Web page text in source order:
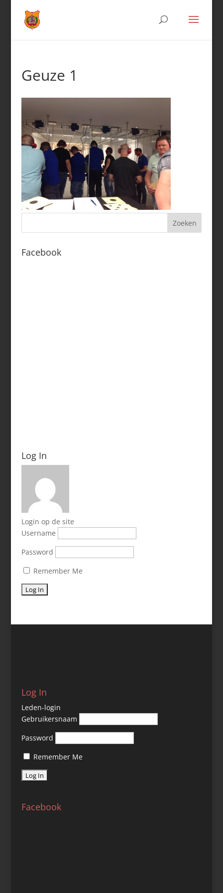
Geuze 1
Facebook
Log In
Login op de site
Username
Password
Remember Me
Log In
Leden-login
Gebruikersnaam
Password
Remember Me
Facebook